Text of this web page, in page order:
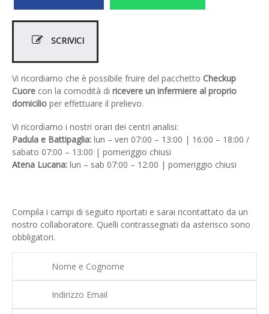
SCRIVICI
Vi ricordiamo che è possibile fruire del pacchetto Checkup
Cuore con la comodità di ricevere un infermiere al proprio
domicilio per effettuare il prelievo.
Vi ricordiamo i nostri orari dei centri analisi:
Padula e Battipaglia: lun – ven 07:00 – 13:00 | 16:00 – 18:00 /
sabato 07:00 – 13:00 | pomeriggio chiusi
Atena Lucana: lun – sab 07:00 – 12:00 | pomeriggio chiusi
Compila i campi di seguito riportati e sarai ricontattato da un
nostro collaboratore. Quelli contrassegnati da asterisco sono
obbligatori.